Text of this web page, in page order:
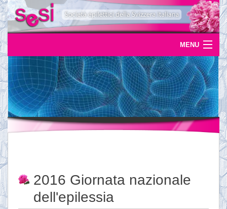
MENU
Home
Uscite
Eventi
News
Servizi
Documentazione
2016 Giornata nazionale
dell'epilessia